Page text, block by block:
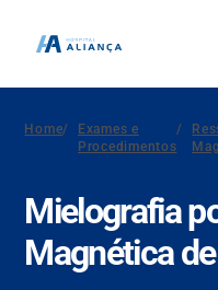
Home/
Exames e
Procedimentos
/
Mielografia
Magnética